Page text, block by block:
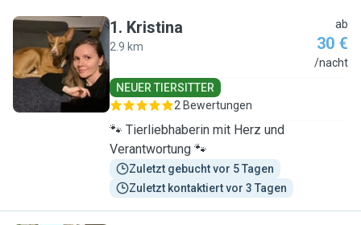
K
1. Kristina
2.9 km
ab
30 €
/nacht
NEUER TIERSITTER
2 Bewertungen
🐾 Tierliebhaberin mit Herz und
Verantwortung 🐾
Zuletzt gebucht vor 5 Tagen
Zuletzt kontaktiert vor 3 Tagen